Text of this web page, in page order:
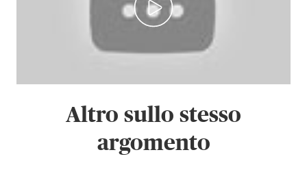
Altro sullo stesso
argomento